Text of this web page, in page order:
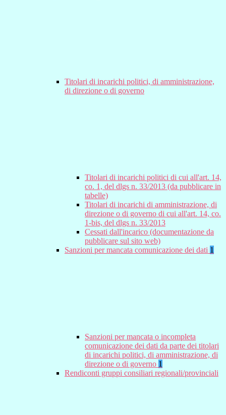
Titolari di incarichi politici, di amministrazione,
di direzione o di governo
Titolari di incarichi politici di cui all'art. 14,
co. 1, del dlgs n. 33/2013 (da pubblicare in
tabelle)
Titolari di incarichi di amministrazione, di
direzione o di governo di cui all'art. 14, co.
1-bis, del dlgs n. 33/2013
Cessati dall'incarico (documentazione da
pubblicare sul sito web)
Sanzioni per mancata comunicazione dei dati 1
Sanzioni per mancata o incompleta
comunicazione dei dati da parte dei titolari
di incarichi politici, di amministrazione, di
direzione o di governo 1
Rendiconti gruppi consiliari regionali/provinciali